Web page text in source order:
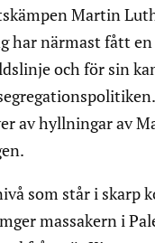
Martin
har närmast fått
och för sin
av hyllningar av
som står i skarp
massakern i